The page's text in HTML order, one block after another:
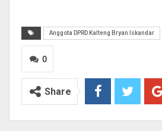
Anggota DPRD Kalteng Bryan Iskandar
0
Share